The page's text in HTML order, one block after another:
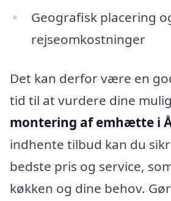
Geografisk placering
rejseomkostninger
Det kan derfor være en
tid til at vurdere dine
montering af emhætte i
indhente tilbud kan du
bedste pris og service,
køkken og dine behov.